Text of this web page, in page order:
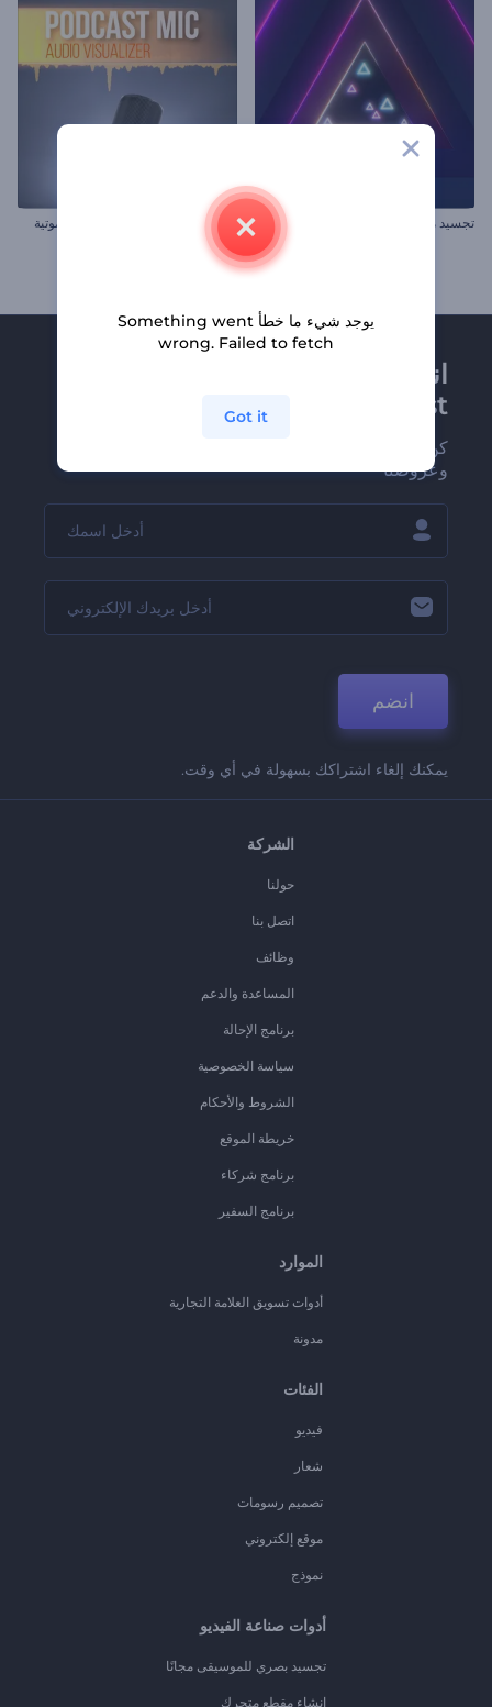
تجسيد مرئي بأشكال النيون النابضة تجسيد بصري لميكروفون مدونة صوتية
انضم إلى نشرة
Renderforest الإخبارية
كن من بين أوائل من يستلمون أحدث أخبارنا
وعروضنا
انضم
يمكنك إلغاء اشتراكك بسهولة في أي وقت.
الشركة
حولنا
اتصل بنا
وظائف
المساعدة والدعم
برنامج الإحالة
سياسة الخصوصية
الشروط والأحكام
خريطة الموقع
برنامج شركاء
برنامج السفير
الموارد
أدوات تسويق العلامة التجارية
مدونة
الفئات
فيديو
شعار
تصميم رسومات
موقع إلكتروني
نموذج
أدوات صناعة الفيديو
تجسيد بصري للموسيقى مجانًا
إنشاء مقطع متحرك
يوجد شيء ما خطأ Something went
wrong. Failed to fetch
Got it